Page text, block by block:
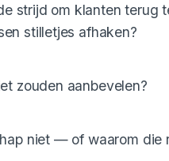
strijd om klanten terug
stilletjes afhaken?
zouden aanbevelen?
niet — of waarom die